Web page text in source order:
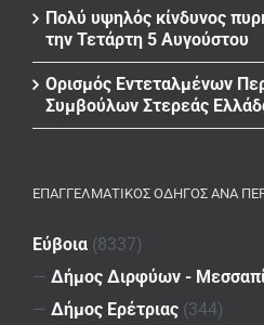
Πολύ υψηλός κίνδυνος
την Τετάρτη 5 Αυγούστου
Ορισμός Εντεταλμένων
Συμβούλων Στερεάς
ΕΠΑΓΓΕΛΜΑΤΙΚΌΣ ΟΔΗΓΌΣ ΑΝΆ
Εύβοια (8337)
— Δήμος Διρφύων -
— Δήμος Ερέτριας (344)